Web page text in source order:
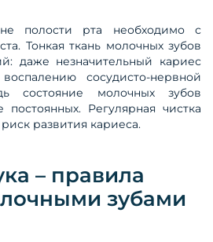
полости рта необходимо с
Тонкая ткань молочных зубов
даже незначительный кариес
сосудисто-нервной
состояние молочных зубов
постоянных. Регулярная чистка
развития кариеса.
– правила
зубами